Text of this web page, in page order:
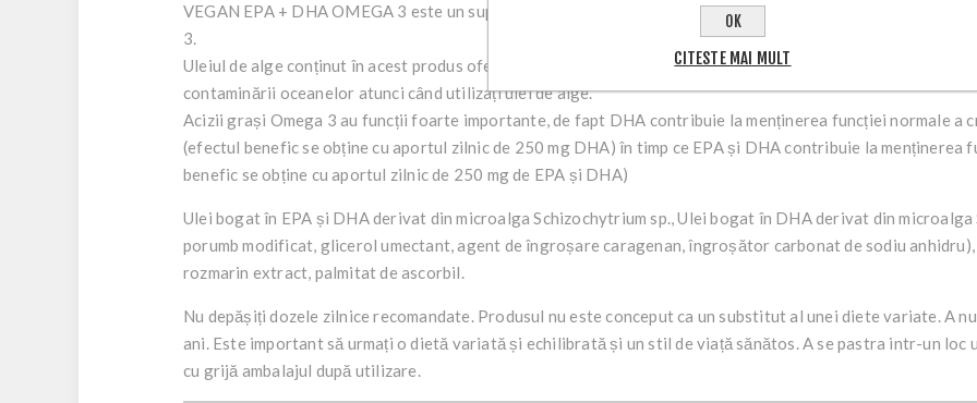
VEGAN EPA + DHA OMEGA 3 este un supliment alimentar pe baza de ulei de alge, excelent pentru
3.
Uleiul de alge conținut în acest produs oferă EPA și DHA pur și, deoarece nu provine din pește, este
contaminării oceanelor atunci când utilizați ulei de alge.
Acizii grași Omega 3 au funcții foarte importante, de fapt DHA contribuie la menținerea funcției normale a
(efectul benefic se obține cu aportul zilnic de 250 mg DHA) în timp ce EPA și DHA contribuie la menținerea
benefic se obține cu aportul zilnic de 250 mg de EPA și DHA)
Ulei bogat în EPA și DHA derivat din microalga Schizochytrium sp., Ulei bogat în DHA derivat din microalga
porumb modificat, glicerol umectant, agent de îngroșare caragenan, îngroșător carbonat de sodiu
rozmarin extract, palmitat de ascorbil.
Nu depășiți dozele zilnice recomandate. Produsul nu este conceput ca un substitut al unei diete variate. A
ani. Este important să urmați o dietă variată și echilibrată și un stil de viață sănătos. A se pastra intr-un loc
cu grijă ambalajul după utilizare.
OK
CITESTE MAI MULT